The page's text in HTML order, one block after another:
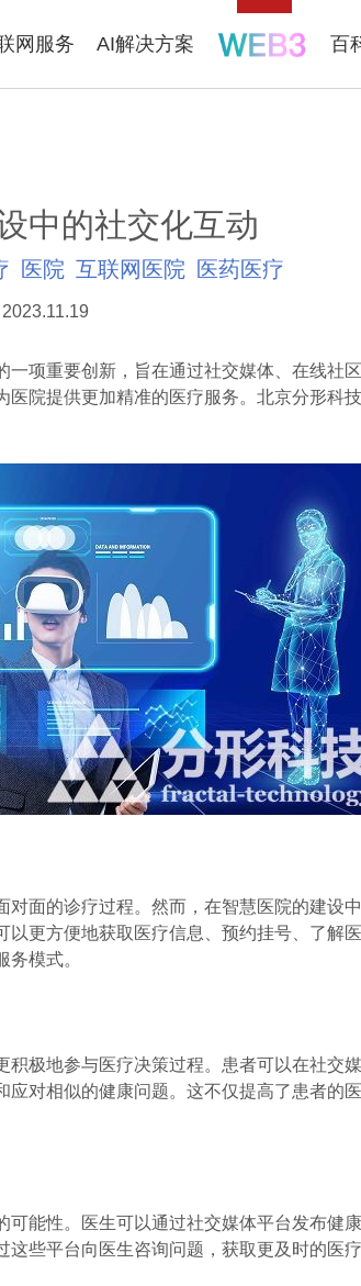
网服务 AI解决方案 百
中的社交化互动
医院 互联网医院 医药医疗
2023.11.19
项重要创新，旨在通过社交媒体、在线社
院提供更加精准的医疗服务。北京分形科
面的诊疗过程。然而，在智慧医院的建设
更方便地获取医疗信息、预约挂号、了解
模式。
极地参与医疗决策过程。患者可以在社交
对相似的健康问题。这不仅提高了患者的
能性。医生可以通过社交媒体平台发布健
些平台向医生咨询问题，获取更及时的医